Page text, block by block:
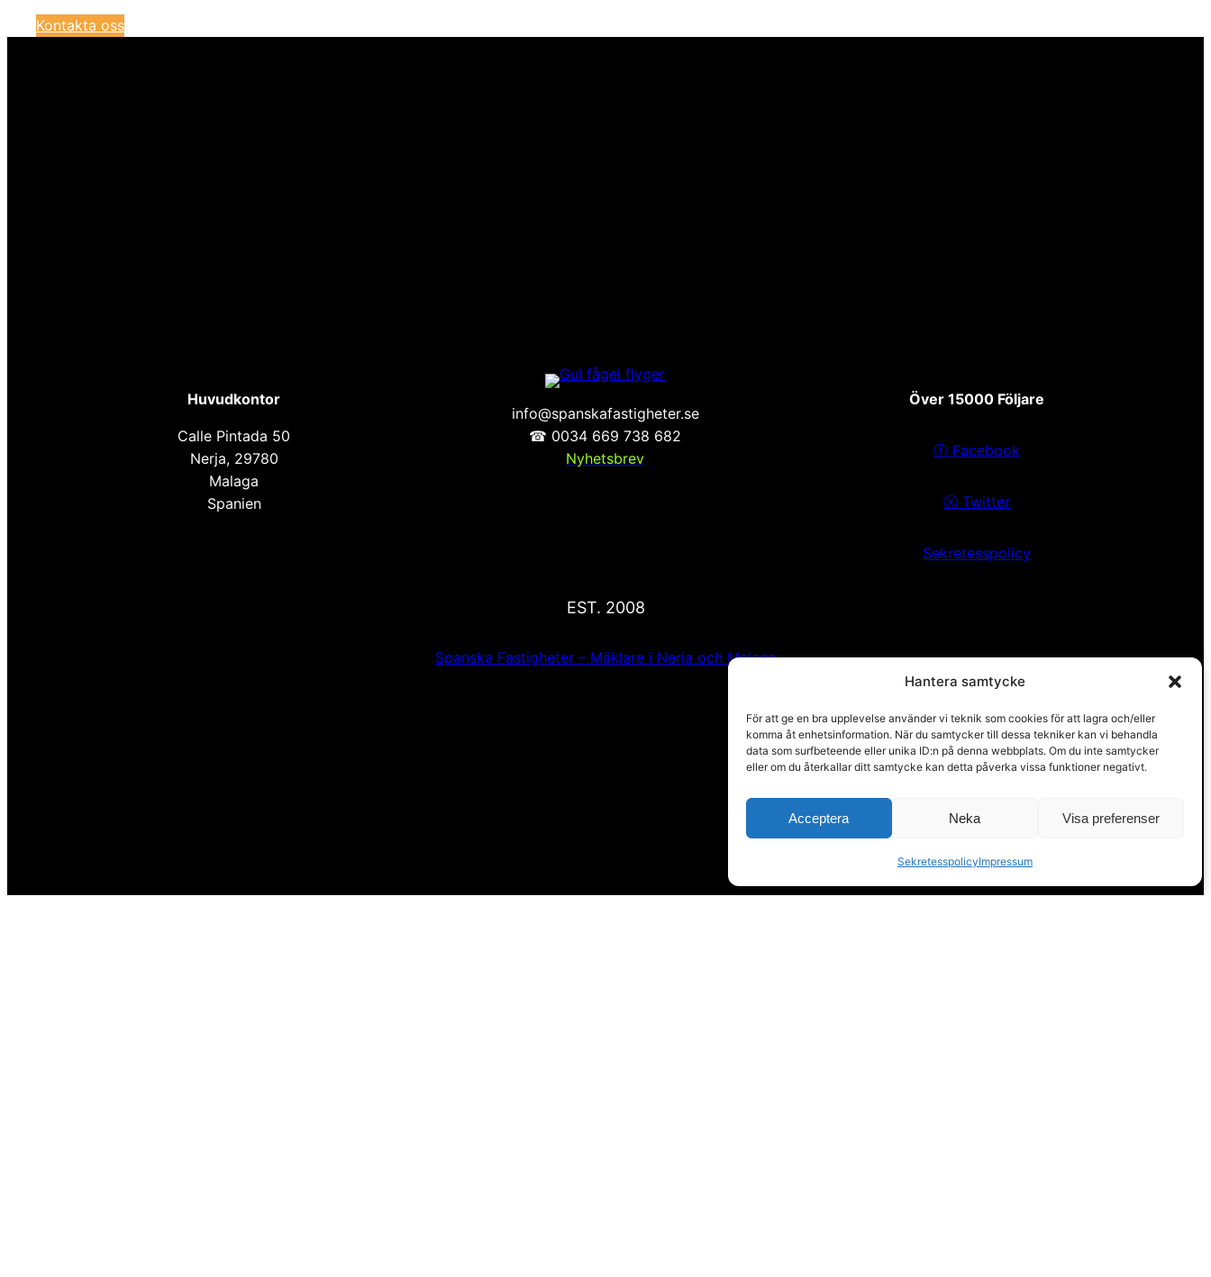
Hantera samtycke
För att ge en bra upplevelse använder vi teknik som cookies för att lagra och/eller
komma åt enhetsinformation. När du samtycker till dessa tekniker kan vi behandla
data som surfbeteende eller unika ID:n på denna webbplats. Om du inte samtycker
eller om du återkallar ditt samtycke kan detta påverka vissa funktioner negativt.
Acceptera Neka Visa preferenser
SekretesspolicyImpressum
Kontakta oss
Huvudkontor
Calle Pintada 50
Nerja, 29780
Malaga
Spanien
info@spanskafastigheter.se
☎ 0034 669 738 682
Nyhetsbrev
Över 15000 Följare
ⓕ Facebook
ⓧ Twitter
Sekretesspolicy
EST. 2008
Spanska Fastigheter – Mäklare i Nerja och Malaga